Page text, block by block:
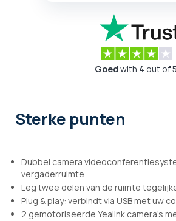
Goed with 4 out of 5
Sterke punten
Dubbel camera
vergaderruimte
Leg twee delen van de ruimte
Plug & play: verbindt via USB met uw
2 gemotoriseerde Yealink camera's